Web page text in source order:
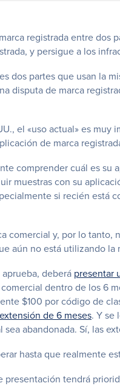
registrada entre dos
y persigue a los
dos partes que usan la
disputa de marca
el «uso actual» es
de marca
comprender cuál es
muestras con su
si recién está
comercial y, por lo
aún no está utilizando
deberá presentar
dentro de los 6
$100 por código de
de 6 meses. Y se
abandonada. Sí, las
hasta que realmente
presentación tendrá